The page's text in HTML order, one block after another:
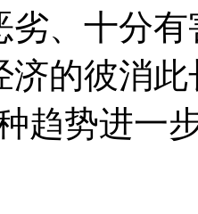
劣、十分
济的彼消
趋势进一